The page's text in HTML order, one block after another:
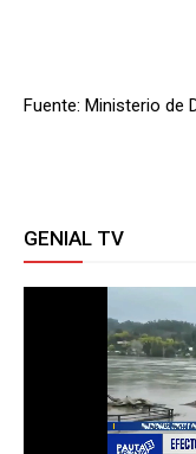
Fuente: Ministerio de
GENIAL TV